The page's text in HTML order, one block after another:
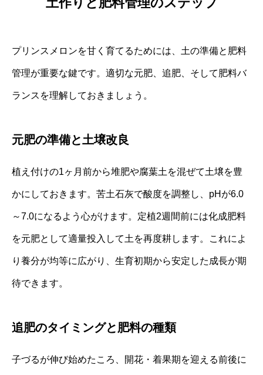
プリンスメロンを甘く育てるためには、土の準備と肥料
管理が重要な鍵です。適切な元肥、追肥、そして肥料バ
ランスを理解しておきましょう。
元肥の準備と土壌改良
植え付けの1ヶ月前から堆肥や腐葉土を混ぜて土壌を豊
かにしておきます。苦土石灰で酸度を調整し、pHが6.0
～7.0になるよう心がけます。定植2週間前には化成肥料
を元肥として適量投入して土を再度耕します。これによ
り養分が均等に広がり、生育初期から安定した成長が期
待できます。
追肥のタイミングと肥料の種類
子づるが伸び始めたころ、開花・着果期を迎える前後に